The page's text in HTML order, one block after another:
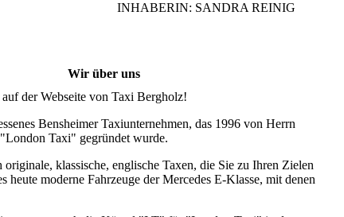
INHABERIN: SANDRA REINIG
Wir über uns
der Webseite von Taxi Bergholz!
Bensheimer Taxiunternehmen, das 1996 von Herrn
Taxi" gegründet wurde.
originale, klassische, englische Taxen, die Sie zu Ihren Zielen
heute moderne Fahrzeuge der Mercedes E-Klasse, mit denen